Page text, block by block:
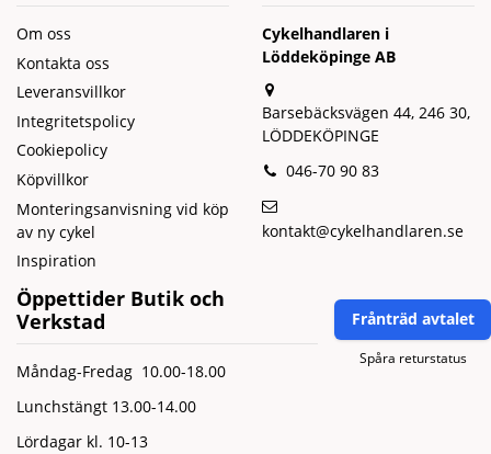
Om oss
Kontakta oss
Leveransvillkor
Integritetspolicy
Cookiepolicy
Köpvillkor
Monteringsanvisning vid köp
av ny cykel
Inspiration
Cykelhandlaren i
Löddeköpinge AB
Barsebäcksvägen 44, 246 30,
LÖDDEKÖPINGE
046-70 90 83
kontakt@cykelhandlaren.se
Öppettider Butik och
Verkstad
Måndag-Fredag 10.00-18.00
Lunchstängt 13.00-14.00
Lördagar kl. 10-13
Frånträd avtalet
Spåra returstatus